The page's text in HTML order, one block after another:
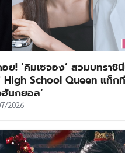
ย! ‘คิมเซจอง’ สวมบทราชิ
High School Queen แท็ก
นกยอล’
2026